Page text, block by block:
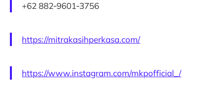
‪+62 882‑9601‑3756‬
https://mitrakasihperkasa.com/
https://www.instagram.com/mkpofficial_/